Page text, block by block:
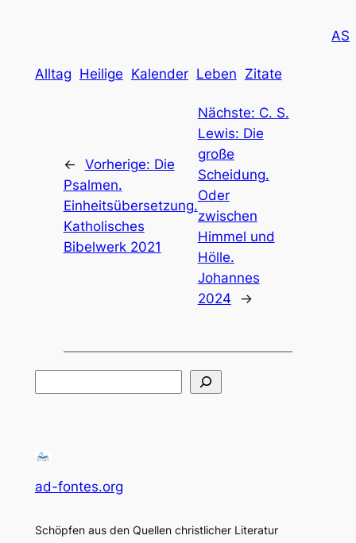
AS
Alltag Heilige Kalender Leben Zitate
← Vorherige: Die
Psalmen.
Einheitsübersetzung.
Katholisches
Bibelwerk 2021
Nächste: C. S.
Lewis: Die
große
Scheidung.
Oder
zwischen
Himmel und
Hölle.
Johannes
2024
→
ad-fontes.org
Schöpfen aus den Quellen christlicher Literatur